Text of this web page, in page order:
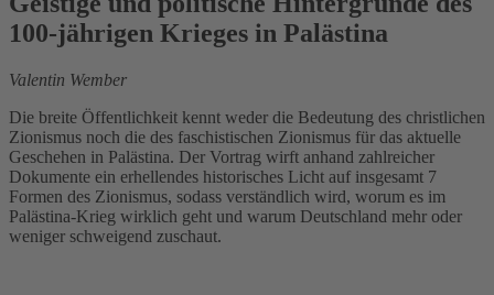
100-jährigen Krieges in Palästina
Valentin Wember
Die breite Öffentlichkeit kennt weder die Bedeutung des christlichen
Zionismus noch die des faschistischen Zionismus für das aktuelle
Geschehen in Palästina. Der Vortrag wirft anhand zahlreicher
Dokumente ein erhellendes historisches Licht auf insgesamt 7
Formen des Zionismus, sodass verständlich wird, worum es im
Palästina-Krieg wirklich geht und warum Deutschland mehr oder
weniger schweigend zuschaut.